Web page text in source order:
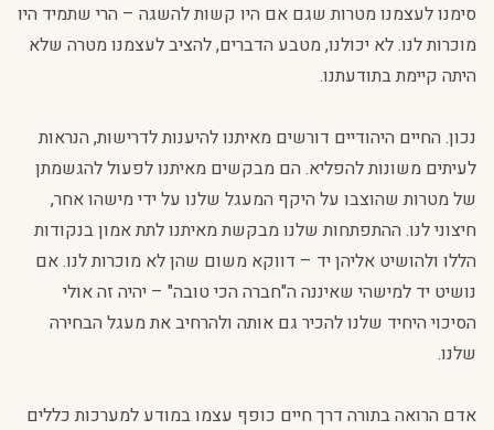
סימנו לעצמנו מטרות שגם אם היו קשות להשגה – הרי שתמיד היו
מוכרות לנו. לא יכולנו, מטבע הדברים, להציב לעצמנו מטרה שלא
היתה קיימת בתודעתנו.
נכון. החיים היהודיים דורשים מאיתנו להיענות לדרישות, הנראות
לעיתים משונות להפליא. הם מבקשים מאיתנו לפעול להגשמתן
של מטרות שהוצבו על היקף המעגל שלנו על ידי מישהו אחר,
חיצוני לנו. ההתפתחות שלנו מבקשת מאיתנו לתת אמון בנקודות
הללו ולהושיט אליהן יד – דווקא משום שהן לא מוכרות לנו. אם
נושיט יד למישהי שאיננה ה"חברה הכי טובה" – יהיה זה אולי
הסיכוי היחיד שלנו להכיר גם אותה ולהרחיב את מעגל הבחירה
שלנו.
אדם הרואה בתורה דרך חיים כופף עצמו במודע למערכות כללים